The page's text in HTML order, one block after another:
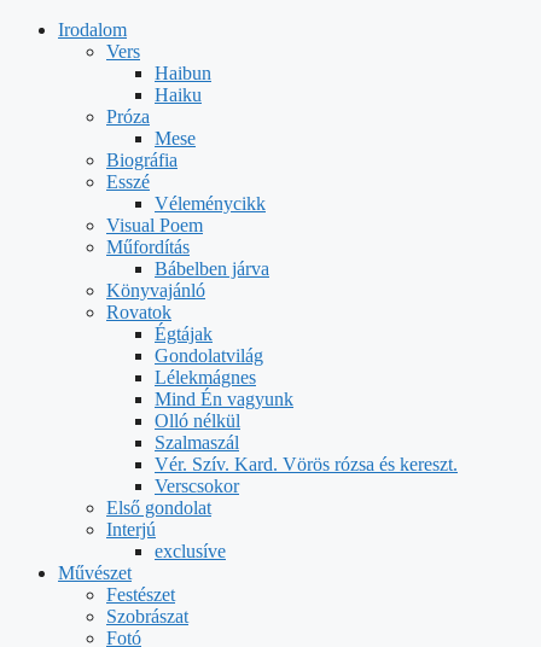
Irodalom
Vers
Haibun
Haiku
Próza
Mese
Biográfia
Esszé
Véleménycikk
Visual Poem
Műfordítás
Bábelben járva
Könyvajánló
Rovatok
Égtájak
Gondolatvilág
Lélekmágnes
Mind Én vagyunk
Olló nélkül
Szalmaszál
Vér. Szív. Kard. Vörös rózsa és kereszt.
Verscsokor
Első gondolat
Interjú
exclusíve
Művészet
Festészet
Szobrászat
Fotó